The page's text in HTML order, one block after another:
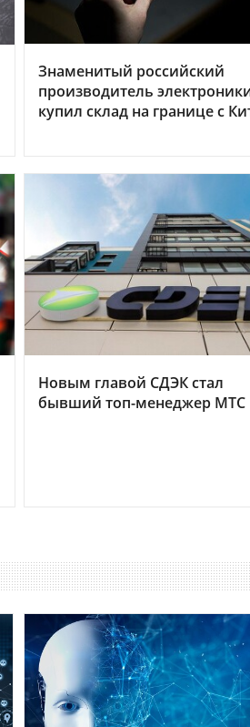
Знаменитый российский
производитель
купил склад на границе с
Новым главой СДЭК стал
бывший топ-менеджер МТС